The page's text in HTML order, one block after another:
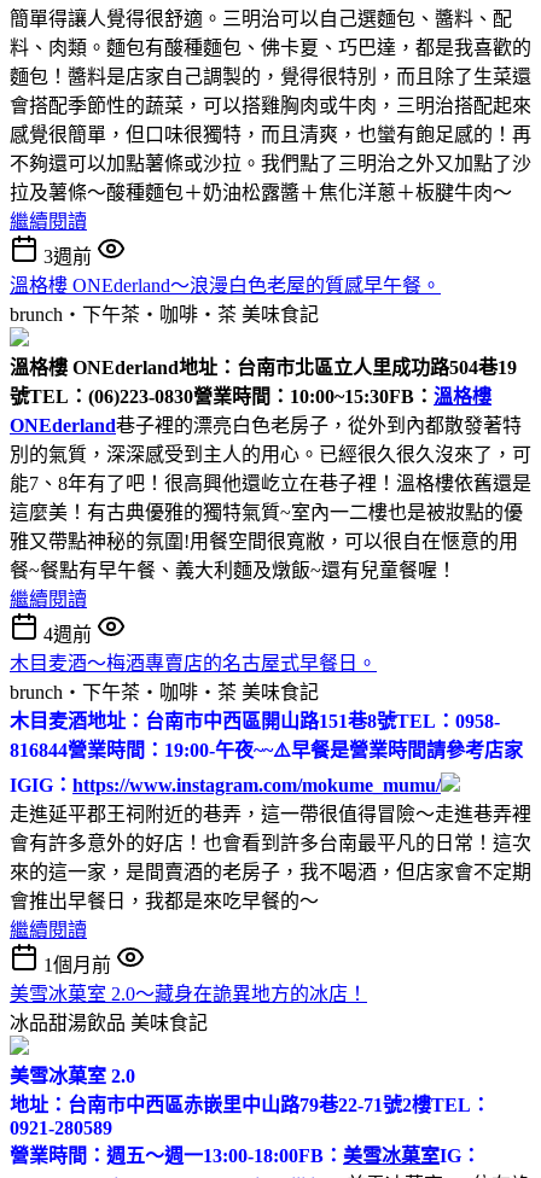
簡單得讓人覺得很舒適。三明治可以自己選麵包、醬料、配
料、肉類。麵包有酸種麵包、佛卡夏、巧巴達，都是我喜歡的
麵包！醬料是店家自己調製的，覺得很特別，而且除了生菜還
會搭配季節性的蔬菜，可以搭雞胸肉或牛肉，三明治搭配起來
感覺很簡單，但口味很獨特，而且清爽，也蠻有飽足感的！再
不夠還可以加點薯條或沙拉。我們點了三明治之外又加點了沙
拉及薯條～酸種麵包＋奶油松露醬＋焦化洋蔥＋板腱牛肉～
繼續閱讀
3週前
溫格樓 ONEderland～浪漫白色老屋的質感早午餐。
brunch‧下午茶‧咖啡‧茶 美味食記
溫格樓 ONEderland地址：台南市北區立人里成功路504巷19
號TEL：(06)223-0830營業時間：10:00~15:30FB： 溫格樓
ONEderland巷子裡的漂亮白色老房子，從外到內都散發著特
別的氣質，深深感受到主人的用心。已經很久很久沒來了，可
能7、8年有了吧！很高興他還屹立在巷子裡！溫格樓依舊還是
這麼美！有古典優雅的獨特氣質~室內一二樓也是被妝點的優
雅又帶點神秘的氛圍!用餐空間很寬敝，可以很自在愜意的用
餐~餐點有早午餐、義大利麵及燉飯~還有兒童餐喔！
繼續閱讀
4週前
木目麦酒～梅酒專賣店的名古屋式早餐日。
brunch‧下午茶‧咖啡‧茶 美味食記
木目麦酒地址：台南市中西區開山路151巷8號TEL：0958-
816844營業時間：19:00-午夜~~⚠️早餐是營業時間請參考店家
IGIG： https://www.instagram.com/mokume_mumu/
走進延平郡王祠附近的巷弄，這一帶很值得冒險～走進巷弄裡
會有許多意外的好店！也會看到許多台南最平凡的日常！這次
來的這一家，是間賣酒的老房子，我不喝酒，但店家會不定期
會推出早餐日，我都是來吃早餐的～
繼續閱讀
1個月前
美雪冰菓室 2.0～藏身在詭異地方的冰店！
冰品甜湯飲品 美味食記
美雪冰菓室 2.0
地址：台南市中西區赤嵌里中山路79巷22-71號2樓TEL：
0921-280589
營業時間：週五～週一13:00-18:00FB： 美雪冰菓室IG：